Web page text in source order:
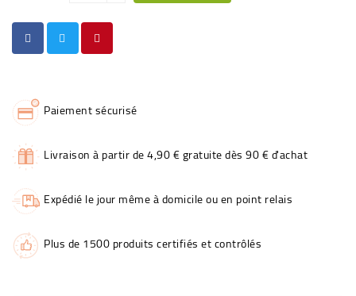
Paiement sécurisé
Livraison à partir de 4,90 € gratuite dès 90 € d'achat
Expédié le jour même à domicile ou en point relais
Plus de 1500 produits certifiés et contrôlés